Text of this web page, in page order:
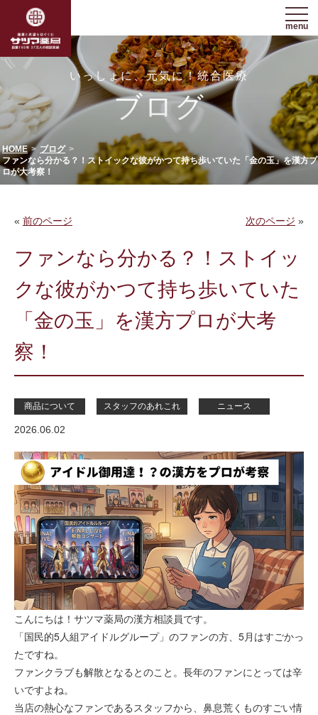
menu
いっしょに、元気に！統合医療
ブログ
HOME
ブログ
ファンなら分かる？！ストイックな彼がかつて持ち歩いていた「金の玉」を漢方プ
ロが大考察！
« 前のページ 次のページ »
ファンなら分かる？！ストイッ
クな彼がかつて持ち歩いていた
「金の玉」を漢方プロが大考
察！
商品について スタッフのあれこれ ニュース
2026.06.02
こんにちは！サツマ薬局の漢方相談員です。
「国民的5人組アイドルグループ」のファンの方、5月はすごかっ
たですね。
ファンクラブも解散となるとのこと。長年のファンにとっては辛
いですよね。
当店の熱心なファンであるスタッフから、鼻息荒くものすごい情